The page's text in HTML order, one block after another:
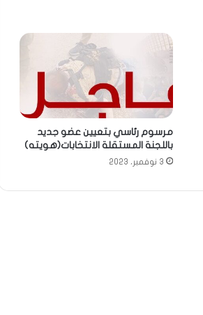
مرسوم رئاسي بتعيين عضو جديد
باللجنة المستقلة الانتخابات(هويته)
3 نوفمبر، 2023